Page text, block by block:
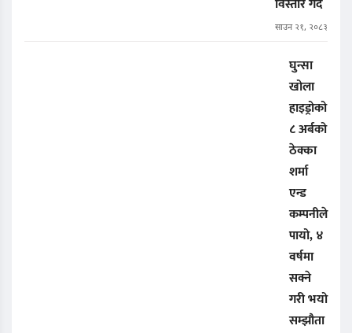
विस्तार गर्दै
साउन २१, २०८३
घुन्सा
खोला
हाइड्रोको
८ अर्बको
ठेक्का
शर्मा
एन्ड
कम्पनीले
पायो, ४
वर्षमा
सक्ने
गरी भयो
सम्झौता